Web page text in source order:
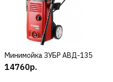
КУПИТЬ
ДОБАВИТЬ К СРАВНЕНИЮ
ДОБАВИТЬ В ПОЖЕЛАНИЯ
ЗУБР
КУПИТЬ
Минимойка ЗУБР АВД-135
14760р.